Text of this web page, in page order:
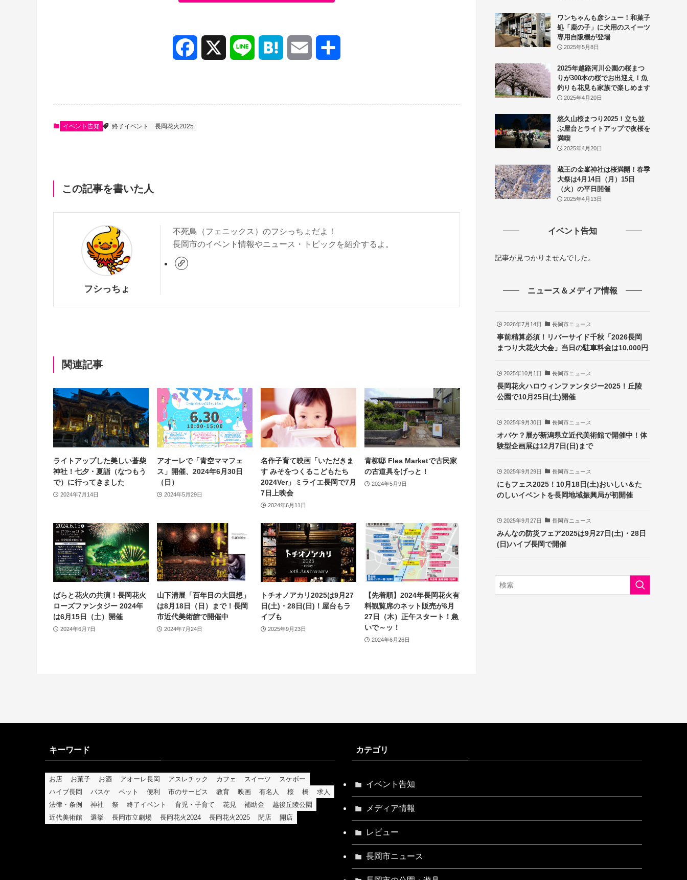
イベント告知 終了イベント 長岡花火2025
この記事を書いた人
フシっちょ
不死鳥（フェニックス）のフシっちょだよ！
長岡市のイベント情報やニュース・トピックを紹介するよ。
関連記事
ライトアップした美しい蒼柴
神社！七夕・夏詣（なつもう
で）に行ってきました
2024年7月14日
アオーレで「青空ママフェ
ス」開催、2024年6月30日
（日）
2024年5月29日
名作子育て映画「いただきま
す みそをつくるこどもたち
2024Ver」ミライエ長岡で7月
7日上映会
2024年6月11日
青柳邸 Flea Marketで古民家
の古道具をげっと！
2024年5月9日
ばらと花火の共演！長岡花火
ローズファンタジー 2024年
は6月15日（土）開催
2024年6月7日
山下清展「百年目の大回想」
は8月18日（日）まで！長岡
市近代美術館で開催中
2024年7月24日
トチオノアカリ2025は9月27
日(土)・28日(日)！屋台もラ
イブも
2025年9月23日
【先着順】2024年長岡花火有
料観覧席のネット販売が6月
27日（木）正午スタート！急
いで～ッ！
2024年6月26日
ワンちゃんも彦シュー！和菓子
処「鹿の子」に犬用のスイーツ
専用自販機が登場
2025年5月8日
2025年越路河川公園の桜まつ
りが300本の桜でお出迎え！魚
釣りも花見も家族で楽しめます
2025年4月20日
悠久山桜まつり2025！立ち並
ぶ屋台とライトアップで夜桜を
満喫
2025年4月20日
蔵王の金峯神社は桜満開！春季
大祭は4月14日（月）15日
（火）の平日開催
2025年4月13日
イベント告知
記事が見つかりませんでした。
ニュース＆メディア情報
2026年7月14日 長岡市ニュース
事前精算必須！リバーサイド千秋「2026長岡
まつり大花火大会」当日の駐車料金は10,000円
2025年10月1日 長岡市ニュース
長岡花火ハロウィンファンタジー2025！丘陵
公園で10月25日(土)開催
2025年9月30日 長岡市ニュース
オバケ？展が新潟県立近代美術館で開催中！体
験型企画展は12月7日(日)まで
2025年9月29日 長岡市ニュース
にもフェス2025！10月18日(土)おいしい＆た
のしいイベントを長岡地域振興局が初開催
2025年9月27日 長岡市ニュース
みんなの防災フェア2025は9月27日(土)・28日
(日)ハイブ長岡で開催
キーワード
お店 お菓子 お酒 アオーレ長岡 アスレチック カフェ スイーツ
スケボー
ハイブ長岡
バスケ ペット 便利 市のサービス 教育 映画 有名人 桜 橋
求人
法律・条例
神社 祭 終了イベント 育児・子育て 花見 補助金
越後丘陵公園
近代美術館
選挙 長岡市立劇場 長岡花火2024 長岡花火2025 閉店 開店
カテゴリ
イベント告知
メディア情報
レビュー
長岡市ニュース